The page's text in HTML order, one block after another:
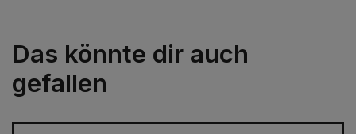
Das könnte dir auch
gefallen